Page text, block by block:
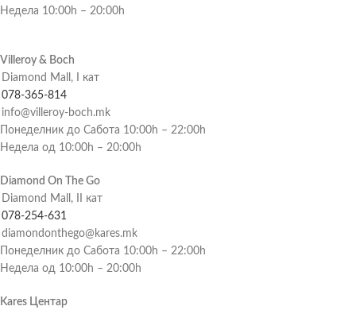
Недела 10:00h – 20:00h
Villeroy & Boch
Diamond Mall, I кат
078-365-814
info@villeroy-boch.mk
Понеделник до Сабота 10:00h – 22:00h
Недела од 10:00h – 20:00h
Diamond On The Go
Diamond Mall, II кат
078-254-631
diamondonthego@kares.mk
Понеделник до Сабота 10:00h – 22:00h
Недела од 10:00h – 20:00h
Kares Центар